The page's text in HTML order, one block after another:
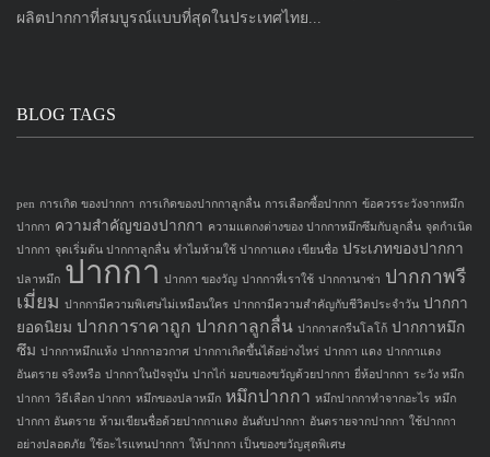
ผลิตปากกาที่สมบูรณ์แบบที่สุดในประเทศไทย...
BLOG TAGS
pen การเกิด ของปากกา การเกิดของปากกาลูกลื่น การเลือกซื้อปากกา ข้อควรระวังจากหมึก
ปากกา ความสำคัญของปากกา ความแตกงต่างของ ปากกาหมึกซึมกับลูกลื่น จุดกำเนิด
ปากกา จุดเริ่มต้น ปากกาลูกลื่น ทำไมห้ามใช้ ปากกาแดง เขียนชื่อ ประเภทของปากกา
ปลาหมึก ปากกา ปากกา ของวัญ ปากกาที่เราใช้ ปากกานาซ่า ปากกาพรี
เมี่ยม ปากกามีความพิเศษไม่เหมือนใคร ปากกามีความสำคัญกับชีวิตประจำวัน ปากกา
ยอดนิยม ปากการาคาถูก ปากกาลูกลื่น ปากกาสกรีนโลโก้ ปากกาหมึก
ซึม ปากกาหมึกแห้ง ปากกาอวกาศ ปากกาเกิดขึ้นได้อย่างไหร่ ปากกา แดง ปากกาแดง
อันตราย จริงหรือ ปากกาในปัจจุบัน ปากไก่ มอบของขวัญด้วยปากกา ยี่ห้อปากกา ระวัง หมึก
ปากกา วิธีเลือก ปากกา หมึกของปลาหมึก หมึกปากกา หมึกปากกาทำจากอะไร หมึก
ปากกา อันตราย ห้ามเขียนชื่อด้วยปากกาแดง อันดับปากกา อันตรายจากปากกา ใช้ปากกา
อย่างปลอดภัย ใช้อะไรแทนปากกา ให้ปากกา เป็นของขวัญสุดพิเศษ